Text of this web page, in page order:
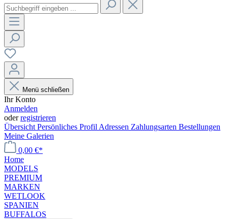
Menü schließen
Ihr Konto
Anmelden
oderregistrieren
Übersicht Persönliches Profil Adressen Zahlungsarten Bestellungen
Meine Galerien
0,00 €*
Home
MODELS
PREMIUM
MARKEN
WETLOOK
SPANIEN
BUFFALOS